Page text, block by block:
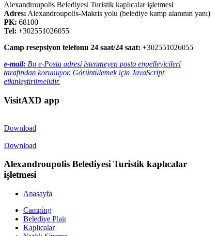
Alexandroupolis Belediyesi Turistik kaplıcalar işletmesi
Adres: Alexandroupolis-Makris yolu (belediye kamp alanının yanı)
PK: 68100
Tel: +302551026055
Camp resepsiyon telefonu 24 saat/24 saat: +302551026055
e-mail: Bu e-Posta adresi istenmeyen posta engelleyicileri
tarafından korunuyor. Görüntülemek için JavaScript
etkinleştirilmelidir.
VisitAXD app
Download
Download
Alexandroupolis Belediyesi Turistik kaplıcalar
işletmesi
Anasayfa
Camping
Belediye Plajı
Kaplıcalar